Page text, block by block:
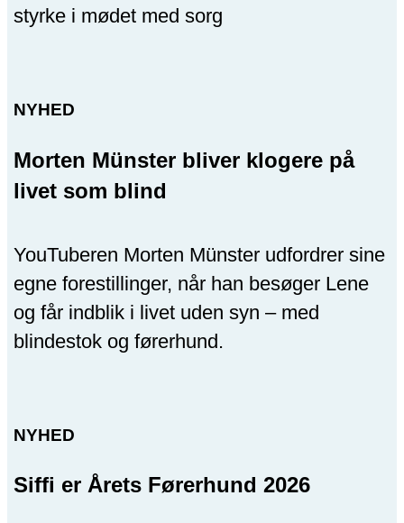
styrke i mødet med sorg
NYHED
Morten Münster bliver klogere på
livet som blind
YouTuberen Morten Münster udfordrer sine
egne forestillinger, når han besøger Lene
og får indblik i livet uden syn – med
blindestok og førerhund.
NYHED
Siffi er Årets Førerhund 2026